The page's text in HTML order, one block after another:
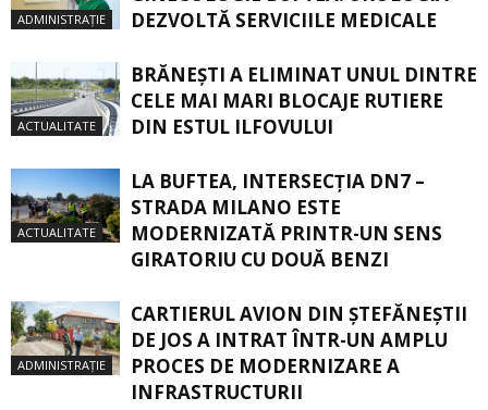
ADMINISTRAȚIE
DEZVOLTĂ SERVICIILE MEDICALE
ACTUALITATE
BRĂNEȘTI A ELIMINAT UNUL DINTRE
CELE MAI MARI BLOCAJE RUTIERE
DIN ESTUL ILFOVULUI
ACTUALITATE
LA BUFTEA, INTERSECŢIA DN7 –
STRADA MILANO ESTE
MODERNIZATĂ PRINTR-UN SENS
GIRATORIU CU DOUĂ BENZI
ADMINISTRAȚIE
CARTIERUL AVION DIN ŞTEFĂNEŞTII
DE JOS A INTRAT ÎNTR-UN AMPLU
PROCES DE MODERNIZARE A
INFRASTRUCTURII